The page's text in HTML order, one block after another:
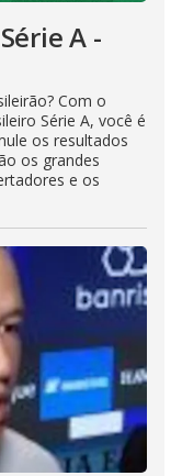
A -
Com o
Série A, você é
os resultados
os grandes
e os